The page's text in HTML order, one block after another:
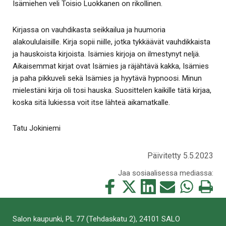
Isämiehen veli Toisio Luokkanen on rikollinen.
Kirjassa on vauhdikasta seikkailua ja huumoria
alakoululaisille. Kirja sopii niille, jotka tykkäävät vauhdikkaista
ja hauskoista kirjoista. Isämies kirjoja on ilmestynyt neljä.
Aikaisemmat kirjat ovat Isämies ja räjähtävä kakka, Isämies
ja paha pikkuveli sekä Isämies ja hyytävä hypnoosi. Minun
mielestäni kirja oli tosi hauska. Suosittelen kaikille tätä kirjaa,
koska sitä lukiessa voit itse lähteä aikamatkalle.
Tatu Jokiniemi
Päivitetty 5.5.2023
Jaa sosiaalisessa mediassa:
Jaa
tämä
Jaa
tämä
Jaa
tämä
Jaa
tämä
Jaa
tämä
Tulosta
tämä
Salon kaupunki, PL 77 (Tehdaskatu 2), 24101 SALO